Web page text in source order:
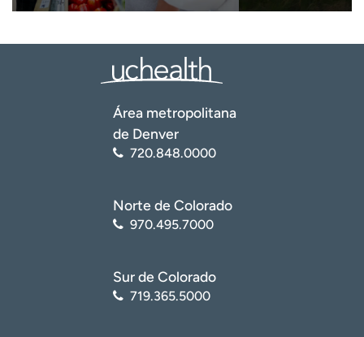
Quiero recibir noticias de salud en:
Área metropolitana
de Denver
720.848.0000
Norte de Colorado
970.495.7000
Sur de Colorado
719.365.5000